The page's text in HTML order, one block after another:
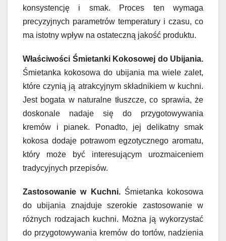
konsystencję i smak. Proces ten wymaga
precyzyjnych parametrów temperatury i czasu, co
ma istotny wpływ na ostateczną jakość produktu.
Właściwości Śmietanki Kokosowej do Ubijania.
Śmietanka kokosowa do ubijania ma wiele zalet,
które czynią ją atrakcyjnym składnikiem w kuchni.
Jest bogata w naturalne tłuszcze, co sprawia, że
doskonale nadaje się do przygotowywania
kremów i pianek. Ponadto, jej delikatny smak
kokosa dodaje potrawom egzotycznego aromatu,
który może być interesującym urozmaiceniem
tradycyjnych przepisów.
Zastosowanie w Kuchni. Śmietanka kokosowa
do ubijania znajduje szerokie zastosowanie w
różnych rodzajach kuchni. Można ją wykorzystać
do przygotowywania kremów do tortów, nadzienia